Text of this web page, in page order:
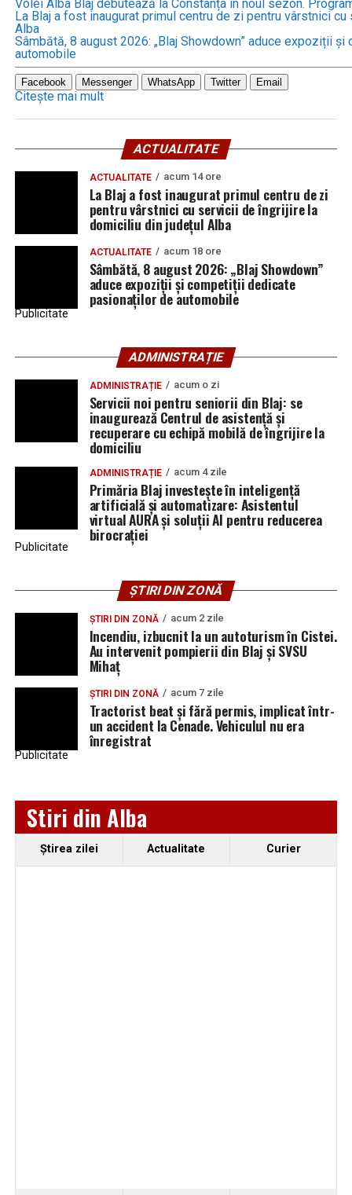
Volei Alba Blaj debutează la Constanța în noul sezon.
La Blaj a fost inaugurat primul centru de zi pentru vârstnici
Alba
Sâmbătă, 8 august 2026: „Blaj Showdown” aduce expoziții
automobile
Facebook Messenger WhatsApp Twitter Email
Citește mai mult
ACTUALITATE
ACTUALITATE acum 14 ore
La Blaj a fost inaugurat primul centru de zi
pentru vârstnici cu servicii de îngrijire la
domiciliu din județul Alba
ACTUALITATE acum 18 ore
Sâmbătă, 8 august 2026: „Blaj Showdown”
aduce expoziții și competiții dedicate
pasionaților de automobile
Publicitate
ADMINISTRAȚIE
ADMINISTRAȚIE acum o zi
Servicii noi pentru seniorii din Blaj: se
inaugurează Centrul de asistență și
recuperare cu echipă mobilă de îngrijire la
domiciliu
ADMINISTRAȚIE acum 4 zile
Primăria Blaj investește în inteligență
artificială și automatizare: Asistentul
virtual AURA și soluții AI pentru reducerea
birocrației
Publicitate
ȘTIRI DIN ZONĂ
ȘTIRI DIN ZONĂ acum 2 zile
Incendiu, izbucnit la un autoturism în Cistei.
Au intervenit pompierii din Blaj și SVSU
Mihaț
ȘTIRI DIN ZONĂ acum 7 zile
Tractorist beat și fără permis, implicat într-
un accident la Cenade. Vehiculul nu era
înregistrat
Publicitate
Stiri din Alba
Ştirea zilei Actualitate Curier